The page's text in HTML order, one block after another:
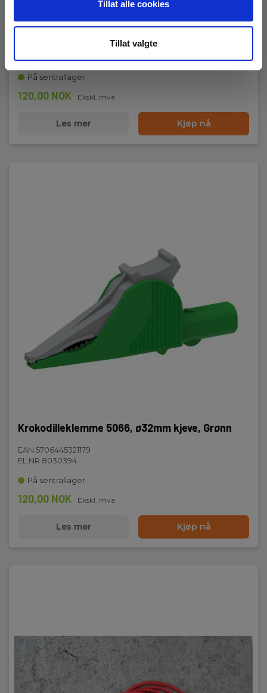
Tillat alle cookies
Tillat valgte
Krokodilleklemme 5066, ø32mm kjeve, Blå
På sentrallager
120,00 NOK Ekskl. mva
Les mer Kjøp nå
IEC 61010
Kat IV 600V
Krokodilleklemme 5066, ø32mm kjeve, Grønn
EAN 5706445321179
EL.NR 8030394
På sentrallager
120,00 NOK Ekskl. mva
Les mer Kjøp nå